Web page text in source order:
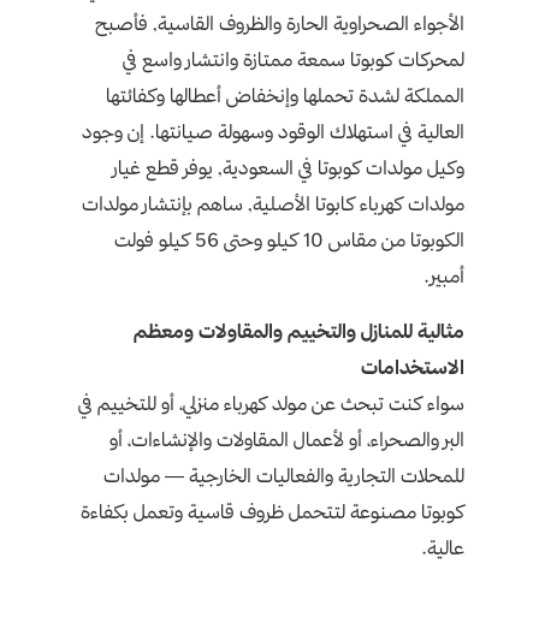
الأجواء الصحراوية الحارة والظروف القاسية, فأصبح
لمحركات كوبوتا سمعة ممتازة وانتشار واسع في
المملكة لشدة تحملها وإنخفاض أعطالها وكفائتها
العالية في استهلاك الوقود وسهولة صيانتها. إن وجود
وكيل مولدات كوبوتا في السعودية, يوفر قطع غيار
مولدات كهرباء كابوتا الأصلية, ساهم بإنتشار مولدات
الكوبوتا من مقاس 10 كيلو وحتى 56 كيلو فولت
أمبير.
مثالية للمنازل والتخييم والمقاولات ومعظم
الاستخدامات
سواء كنت تبحث عن مولد كهرباء منزلي، أو للتخييم في
البر والصحراء، أو لأعمال المقاولات والإنشاءات، أو
للمحلات التجارية والفعاليات الخارجية — مولدات
كوبوتا مصنوعة لتتحمل ظروف قاسية وتعمل بكفاءة
عالية.